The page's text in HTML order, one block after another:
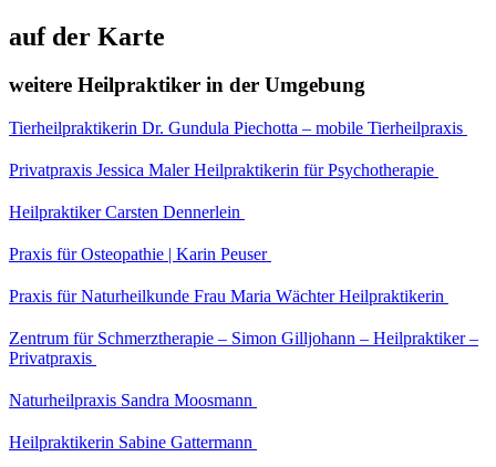
auf der Karte
weitere Heilpraktiker in der Umgebung
Tierheilpraktikerin Dr. Gundula Piechotta – mobile Tierheilpraxis
Privatpraxis Jessica Maler Heilpraktikerin für Psychotherapie
Heilpraktiker Carsten Dennerlein
Praxis für Osteopathie | Karin Peuser
Praxis für Naturheilkunde Frau Maria Wächter Heilpraktikerin
Zentrum für Schmerztherapie – Simon Gilljohann – Heilpraktiker –
Privatpraxis
Naturheilpraxis Sandra Moosmann
Heilpraktikerin Sabine Gattermann